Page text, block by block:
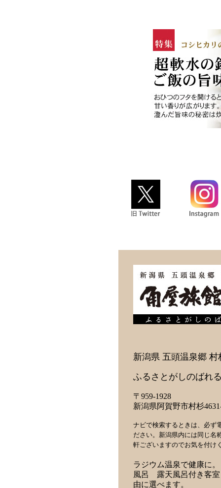
新潟県 五頭温泉郷 村
ふるさとがしのばれ
〒959-1928
新潟県阿賀野市村杉
ナビで検索するときは、必ず
ださい。新潟県内には同じ名
軒ございますのでお気を付け
ラジウム温泉で健康に
風呂 露天風呂付き客
由に選べます。